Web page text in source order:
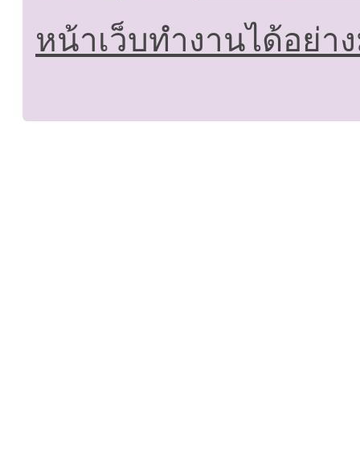
หน้าเว็บทำงานได้อย่า